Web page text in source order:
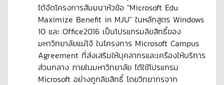
ได้จัดโครงการสัมมนาหัวข้อ "Microsoft Edu
Maximize Benefit in MJU" ในหลักสูตร Windows
10 และ Office2016 เป็นโปรแกรมลิขสิทธิ์ของ
มหาวิทยาลัยแม่โจ้ ในโครงการ Microsoft Campus
Agreement ที่ส่งเสริมให้บุคลากรและเครืองให้บริการ
ส่วนกลาง ภายในมหาวิทยาลัย ได้ใช้โปรแกรม
Microsoft อย่างถูกลิขสิทธิ์ โดยวิทยากรจาก